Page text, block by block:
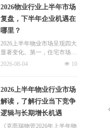
由原有6种拓展至9种，新增装
修自住住房、支付自住住房物
业费两大民生场景，同时设置
兜底条款支持其他合规住房消
费。这项顶层政策调整，不仅
惠及亿万缴存职工，也将深度
业。
2026物业行业上半年市场
复盘，下半年企业机遇在
哪里？
2026上半年物业市场呈现四大
显著变化。第一，住宅市场全
面进入存量化周期，老旧小区
零散老旧小区运营成本高、单
独经营难以盈利，连片整合、
片区化托管成为主流模式，政
企协同搭建长效运营机制，依
托社区增值服务反哺基础物业
服务，形成可持续经营闭环。
넶 10
2026-08-04
2026上半年物业行业市场
解读，了解行业当下竞争
逻辑与长期增长机遇
《克而瑞物管2026年上半年物